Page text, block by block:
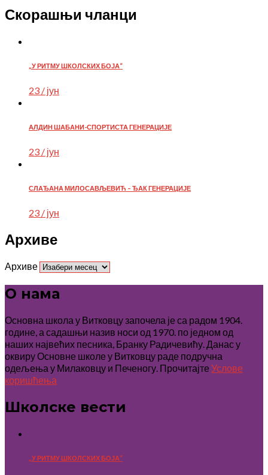
Скорашњи чланци
„У РИТМУ ШКОЛСКИХ БОЈА“
23 / јун
АЛДИН ШАБАНИ-СПОРТИСТА ГЕНЕРАЦИЈЕ
23 / јун
СЛАЂАНА МИЛОСАВЉЕВИЋ – ЂАК ГЕНЕРАЦИЈЕ
23 / јун
Архиве
Архиве
О нама
Основна школа у Витковцу започела је са радом 1904.
године, а садашњи назив носи од 1970. по једном од
наших највећих песника, Бранку Радичевићу. Данас у
оквиру Основне школе у Витковцу раде подручна
одељења у Милаковцу и Печеногу. Прочитајте Услове
коришћења
Школске вести
„У РИТМУ ШКОЛСКИХ БОЈА“